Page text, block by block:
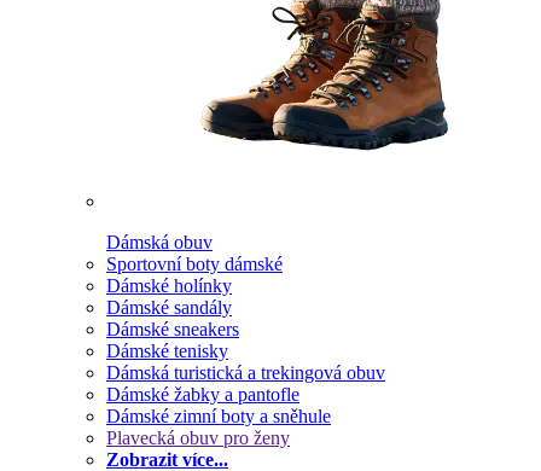
Dámská obuv
Sportovní boty dámské
Dámské holínky
Dámské sandály
Dámské sneakers
Dámské tenisky
Dámská turistická a trekingová obuv
Dámské žabky a pantofle
Dámské zimní boty a sněhule
Plavecká obuv pro ženy
Zobrazit více...